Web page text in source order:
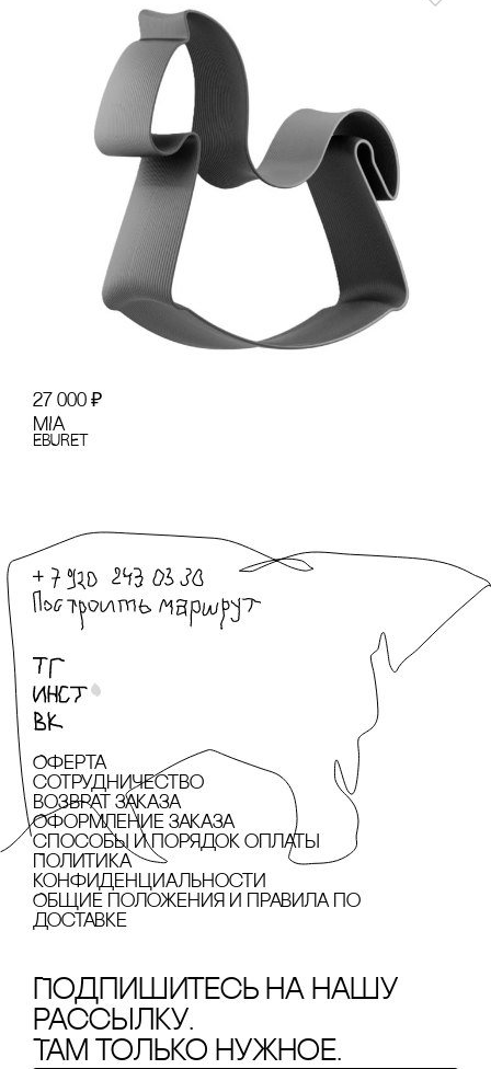
27 000 ₽
MIA
EBURET
Оферта
сотрудничество
Возврат заказа
Оформление заказа
cпособы и порядок оплаты
Политика
конфиденциальности
Общие положения и правила по
доставке
Подпишитесь на нашу
рассылку.
Там только нужное.